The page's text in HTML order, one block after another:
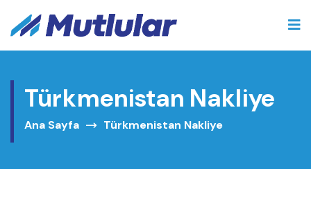
Türkmenistan Nakliye
Ana Sayfa Türkmenistan Nakliye